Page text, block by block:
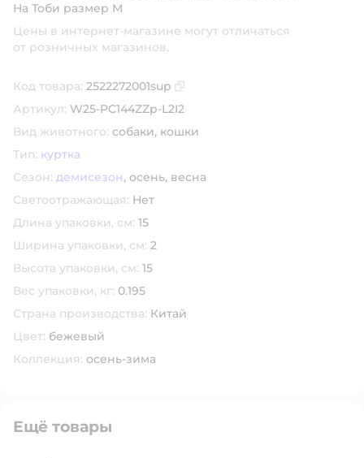
На Тоби размер М
Цены в интернет-магазине могут отличаться
от розничных магазинов.
Код товара: 2522272001sup
Артикул: W25-PC144ZZp-L2I2
Вид животного: собаки, кошки
Тип: куртка
Сезон: демисезон, осень, весна
Светоотражающая: Нет
Длина упаковки, см: 15
Ширина упаковки, см: 2
Высота упаковки, см: 15
Вес упаковки, кг: 0.195
Страна производства: Китай
Цвет: бежевый
Коллекция: осень-зима
Ещё товары